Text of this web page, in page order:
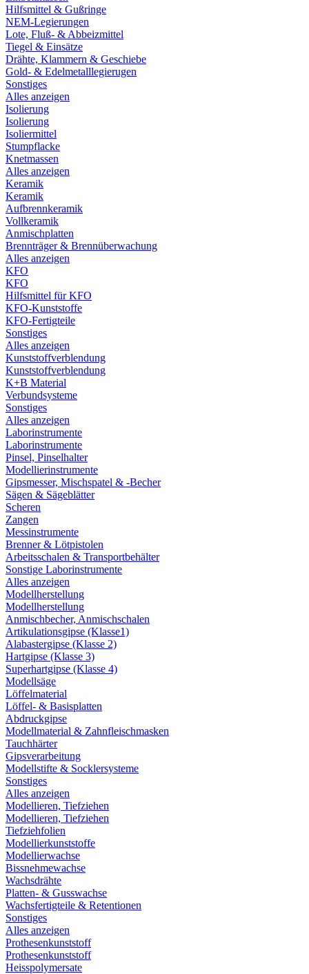
Hilfsmittel & Gußringe
NEM-Legierungen
Lote, Fluß- & Abbeizmittel
Tiegel & Einsätze
Drähte, Klammern & Geschiebe
Gold- & Edelmetalllegierugen
Sonstiges
Alles anzeigen
Isolierung
Isolierung
Isoliermittel
Stumpflacke
Knetmassen
Alles anzeigen
Keramik
Keramik
Aufbrennkeramik
Vollkeramik
Anmischplatten
Brennträger & Brennüberwachung
Alles anzeigen
KFO
KFO
Hilfsmittel für KFO
KFO-Kunststoffe
KFO-Fertigteile
Sonstiges
Alles anzeigen
Kunststoffverblendung
Kunststoffverblendung
K+B Material
Verbundsysteme
Sonstiges
Alles anzeigen
Laborinstrumente
Laborinstrumente
Pinsel, Pinselhalter
Modellierinstrumente
Gipsmesser, Mischspatel & -Becher
Sägen & Sägeblätter
Scheren
Zangen
Messinstrumente
Brenner & Lötpistolen
Arbeitsschalen & Transportbehälter
Sonstige Laborinstrumente
Alles anzeigen
Modellherstellung
Modellherstellung
Anmischbecher, Anmischschalen
Artikulationsgipse (Klasse1)
Alabastergipse (Klasse 2)
Hartgipse (Klasse 3)
Superhartgipse (Klasse 4)
Modellsäge
Löffelmaterial
Löffel- & Basisplatten
Abdruckgipse
Modellmaterial & Zahnfleischmasken
Tauchhärter
Gipsverarbeitung
Modellstifte & Socklersysteme
Sonstiges
Alles anzeigen
Modellieren, Tiefziehen
Modellieren, Tiefziehen
Tiefziehfolien
Modellierkunststoffe
Modellierwachse
Bissnehmewachse
Wachsdrähte
Platten- & Gusswachse
Wachsfertigteile & Retentionen
Sonstiges
Alles anzeigen
Prothesenkunststoff
Prothesenkunststoff
Heisspolymersate